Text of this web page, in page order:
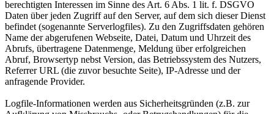
berechtigten Interessen im Sinne des Art. 6 Abs. 1 lit. f. DSGVO
Daten über jeden Zugriff auf den Server, auf dem sich dieser Dienst
befindet (sogenannte Serverlogfiles). Zu den Zugriffsdaten gehören
Name der abgerufenen Webseite, Datei, Datum und Uhrzeit des
Abrufs, übertragene Datenmenge, Meldung über erfolgreichen
Abruf, Browsertyp nebst Version, das Betriebssystem des Nutzers,
Referrer URL (die zuvor besuchte Seite), IP-Adresse und der
anfragende Provider.
Logfile-Informationen werden aus Sicherheitsgründen (z.B. zur